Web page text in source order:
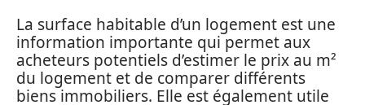
La surface habitable d’un logement est une
information importante qui permet aux
acheteurs potentiels d’estimer le prix au m²
du logement et de comparer différents
biens immobiliers. Elle est également utile